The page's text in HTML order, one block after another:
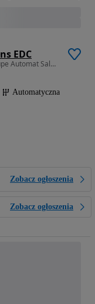
EDC
1332 cm3 • 140 KM • 1.3 TCe 140KM GrandCoupe Automat Salon Polska Kamera Grupa Adamowscy
Automatyczna
Zobacz ogłoszenia
Zobacz ogłoszenia